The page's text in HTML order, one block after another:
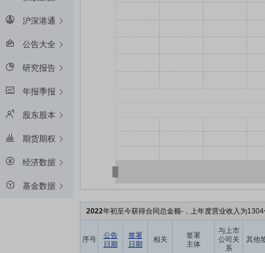
沪深港通
公告大全
研究报告
年报季报
股东股本
期货期权
经济数据
基金数据
2022年初至今获得合同总金额-，上年度营业收入为
序号
公告
日期
签署
日期
相关
签署
主体
与上市
公司关
系
其他